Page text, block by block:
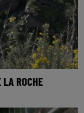
ROCHE